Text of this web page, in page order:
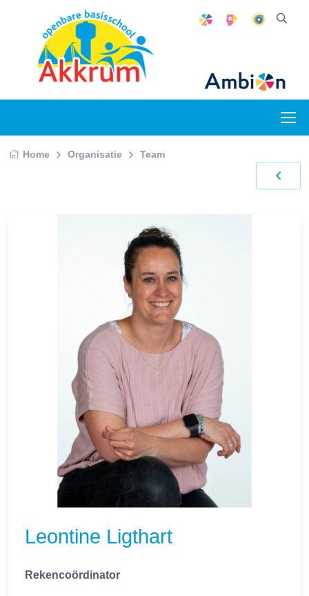
Home Organisatie Team
Leontine Ligthart
Rekencoördinator